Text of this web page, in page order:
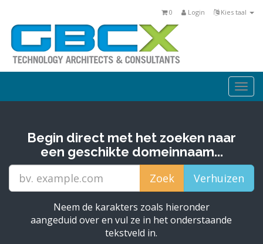
Kies taal
Login
0
Begin direct met het zoeken naar
een geschikte domeinnaam...
Neem de karakters zoals hieronder
aangeduid over en vul ze in het onderstaande
tekstveld in.